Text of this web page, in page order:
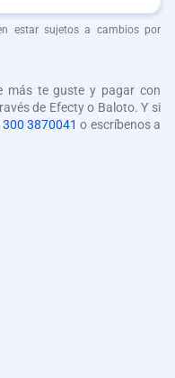
estar sujetos a cambios por
más te guste y pagar con
de Efecty o Baloto. Y si
300 3870041 o escríbenos a